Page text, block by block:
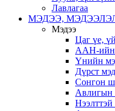
Лавлагаа
МЭДЭЭ,
Мэдээ
Цаг үе,
ААН-ийн
Үнийн
Дүрст
Сонгон
Авлигын
Нээлттэй